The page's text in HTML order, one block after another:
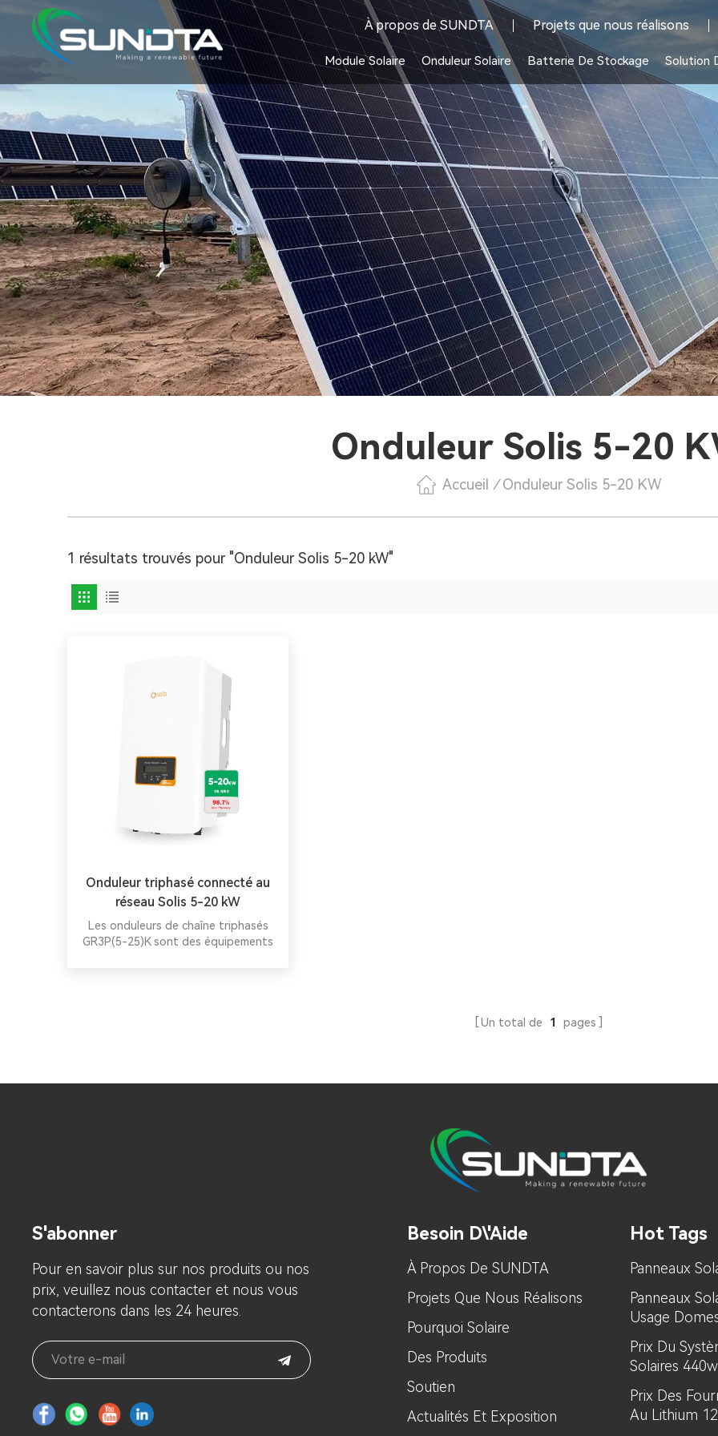
À propos de SUNDTA Projets que nous réalisons
Module Solaire Onduleur Solaire Batterie De Stockage Solution
Onduleur Solis 5-20
Accueil / Onduleur Solis 5-20 KW
1 résultats trouvés pour "Onduleur Solis 5-20 kW"
Onduleur triphasé connecté au
réseau Solis 5-20 kW
Les onduleurs de chaîne triphasés
GR3P(5-25)K sont des équipements
Un total de 1 pages
S'abonner
Pour en savoir plus sur nos produits ou nos
prix, veuillez nous contacter et nous vous
contacterons dans les 24 heures.
Besoin D\'aide
À Propos De SUNDTA
Projets Que Nous Réalisons
Pourquoi Solaire
Des Produits
Soutien
Actualités Et Exposition
Hot Tags
Panneaux
Panneaux
Usage
Prix ​​du
Solaires 440w
Prix ​​des
Au Lithium